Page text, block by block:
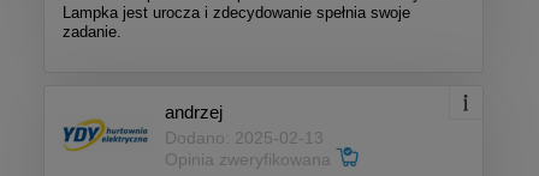
Lampka jest urocza i zdecydowanie spełnia swoje
zadanie.
andrzej
Dodano: 2025-02-13
Opinia zweryfikowana